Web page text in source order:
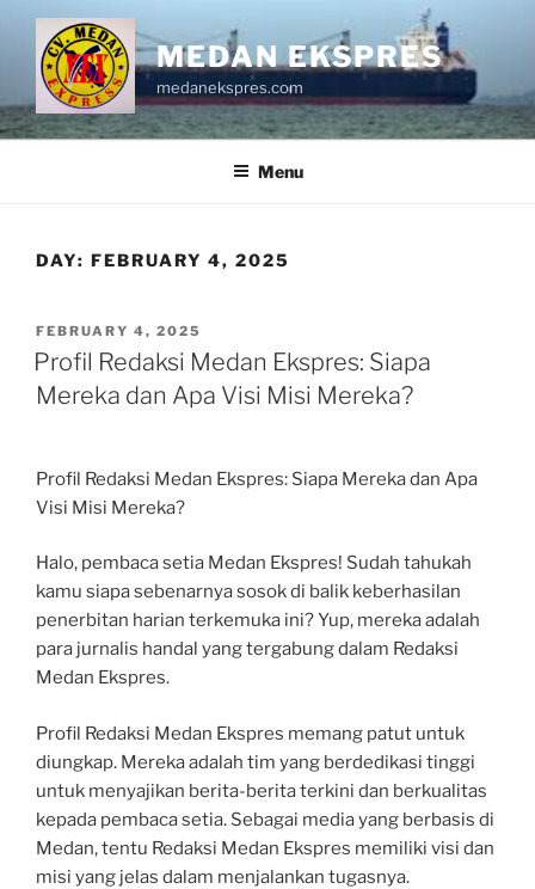
content
MEDAN EKSPRES
medanekspres.com
Menu
DAY: FEBRUARY 4, 2025
POSTED
ON
FEBRUARY 4, 2025
Profil Redaksi Medan Ekspres: Siapa
Mereka dan Apa Visi Misi Mereka?
Profil Redaksi Medan Ekspres: Siapa Mereka dan Apa
Visi Misi Mereka?
Halo, pembaca setia Medan Ekspres! Sudah tahukah
kamu siapa sebenarnya sosok di balik keberhasilan
penerbitan harian terkemuka ini? Yup, mereka adalah
para jurnalis handal yang tergabung dalam Redaksi
Medan Ekspres.
Profil Redaksi Medan Ekspres memang patut untuk
diungkap. Mereka adalah tim yang berdedikasi tinggi
untuk menyajikan berita-berita terkini dan berkualitas
kepada pembaca setia. Sebagai media yang berbasis di
Medan, tentu Redaksi Medan Ekspres memiliki visi dan
misi yang jelas dalam menjalankan tugasnya.